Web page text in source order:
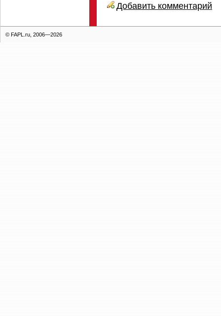
Добавить комментарий
© FAPL.ru, 2006—2026